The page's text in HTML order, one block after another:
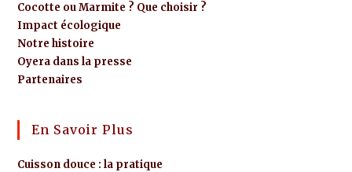
Cocotte ou Marmite ? Que choisir ?
Impact écologique
Notre histoire
Oyera dans la presse
Partenaires
En Savoir Plus
Cuisson douce : la pratique